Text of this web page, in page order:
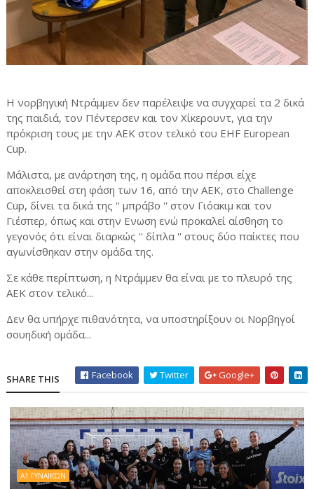
Η νορβηγική Ντράμμεν δεν παρέλειψε να συγχαρεί τα 2 δικά
της παιδιά, τον Πέντερσεν και τον Χίκερουντ, για την
πρόκριση τους με την ΑΕΚ στον τελικό του EHF European
Cup.
Μάλιστα, με ανάρτηση της, η ομάδα που πέρσι είχε
αποκλεισθεί στη φάση των 16, από την ΑΕΚ, στο Challenge
Cup, δίνει τα δικά της '' μπράβο '' στον Γιόακιμ και τον
Γιέσπερ, όπως και στην Ενωση ενώ προκαλεί αίσθηση το
γεγονός ότι είναι διαρκώς '' δίπλα '' στους δύο παίκτες που
αγωνίσθηκαν στην ομάδα της.
Σε κάθε περίπτωση, η Ντράμμεν θα είναι με το πλευρό της
ΑΕΚ στον τελικό...
Δεν θα υπήρχε πιθανότητα, να υποστηρίξουν οι Νορβηγοί
σουηδική ομάδα...
SHARE THIS Facebook Twitter Google+
Α1 ΓΥΝΑΙΚΏΝ